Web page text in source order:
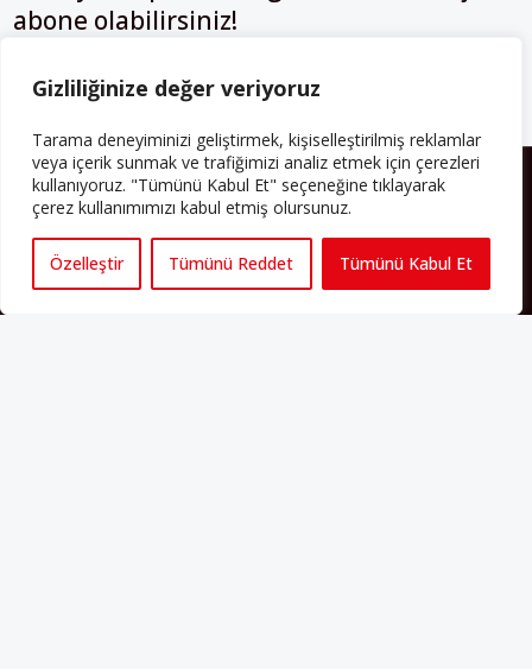
Gizliliğinize değer veriyoruz
Tarama deneyiminizi geliştirmek, kişiselleştirilmiş reklamlar
veya içerik sunmak ve trafiğimizi analiz etmek için çerezleri
kullanıyoruz. "Tümünü Kabul Et" seçeneğine tıklayarak
çerez kullanımımızı kabul etmiş olursunuz.
Özelleştir Tümünü Reddet Tümünü Kabul Et
abone olabilirsiniz!
Abonelik
HAKKIMIZDA
Avrupa’ya işçi göçü yarım asrı ardında bırakırken Müslümanlar da
“aidiyet”, “İslam” ve “Avrupa” gibi birçok kavramın çift taraflı olarak
sorgulanmasına neden oldu. Avrupa’da yerleşik bir Müslüman